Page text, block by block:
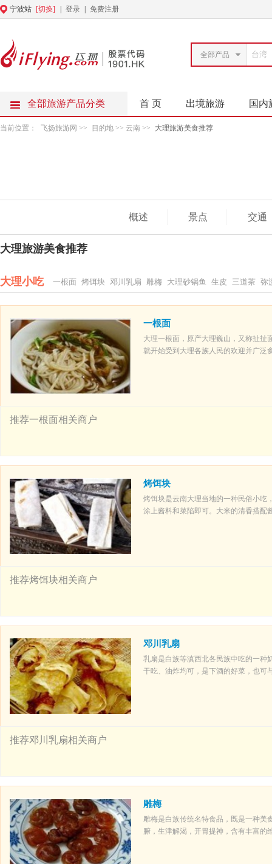
宁波站 [切换] 登录 免费注册
全部产品
全部旅游产品分类 首 页 出境旅游 国内
当前位置： 飞扬旅游网 >> 目的地 >> 云南 >> 大理旅游美食推荐
概述 景点 交通
大理旅游美食推荐
大理小吃 一根面 烤饵块 邓川乳扇 雕梅 大理砂锅鱼 生皮 三道茶 弥
一根面
大理一根面，原产大理巍山，又称扯扯
就开始受到大理各族人民的欢迎并广泛
推荐一根面相关商户
烤饵块
烤饵块是云南大理当地的一种民俗小吃
涂上酱料和菜陷即可。大米的清香搭配
推荐烤饵块相关商户
邓川乳扇
乳扇是白族等滇西北各民族中吃的一种
干吃、油炸均可，是下酒的好菜，也可
推荐邓川乳扇相关商户
雕梅
雕梅是白族传统名特食品，既是一种美
腑，生津解渴，开胃提神，含有丰富的